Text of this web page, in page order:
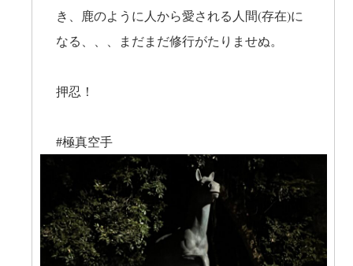
き、鹿のように人から愛される人間(存在)に
なる、、、まだまだ修行がたりませぬ。
押忍！
#極真空手